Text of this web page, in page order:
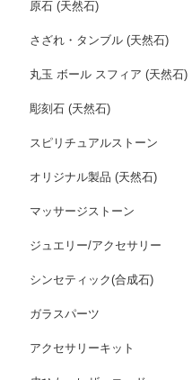
原石 (天然石)
さざれ・タンブル (天然石)
丸玉 ボール スフィア (天然石)
彫刻石 (天然石)
スピリチュアルストーン
オリジナル製品 (天然石)
マッサージストーン
ジュエリー/アクセサリー
シンセティック(合成石)
ガラスパーツ
アクセサリーキット